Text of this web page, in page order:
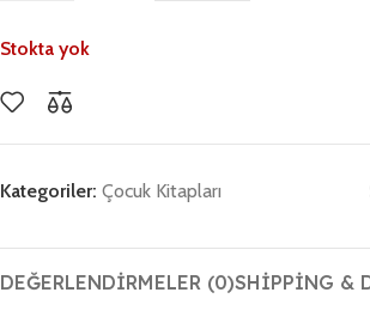
Stokta yok
Kategoriler: Çocuk Kitapları
DEĞERLENDIRMELER (0)SHIPPING &